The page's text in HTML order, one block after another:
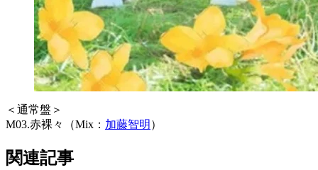
＜通常盤＞
M03.赤裸々（Mix： 加藤智明 ）
関連記事